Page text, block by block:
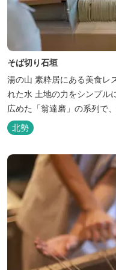
そば切り石垣
湯の山 素粋居にある美食レストラン 挽き立ての蕎
れた水 土地の力をシンプルに味わう 完全自家製粉
広めた「翁達磨」の系列で
鑽を積んだ石垣雄介氏が開
自家製粉による二八蕎麦を
を実現しました。国産蕎麦
天然の水の力...
北勢